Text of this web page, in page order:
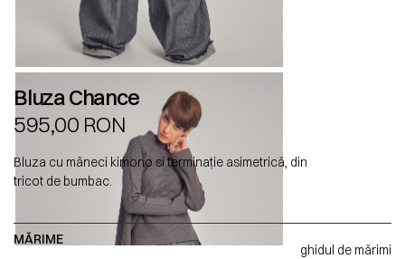
Bluza Chance
595,00 RON
Bluza cu mâneci kimono si terminație asimetrică, din
tricot de bumbac.
MĂRIME
ghidul de mărimi